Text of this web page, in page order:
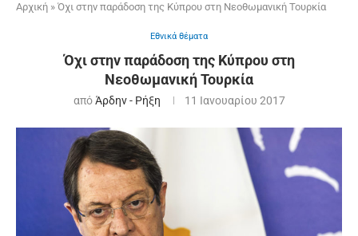
Αρχική » Όχι στην παράδοση της Κύπρου στη Νεοθωμανική Τουρκία
Εθνικά θέματα
Όχι στην παράδοση της Κύπρου στη
Νεοθωμανική Τουρκία
απόΆρδην - Ρήξη 11 Ιανουαρίου 2017